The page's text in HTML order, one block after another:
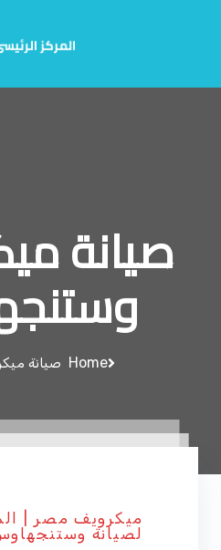
صيانة
Home صيانة
ميكرويف مصر |
لصيانة